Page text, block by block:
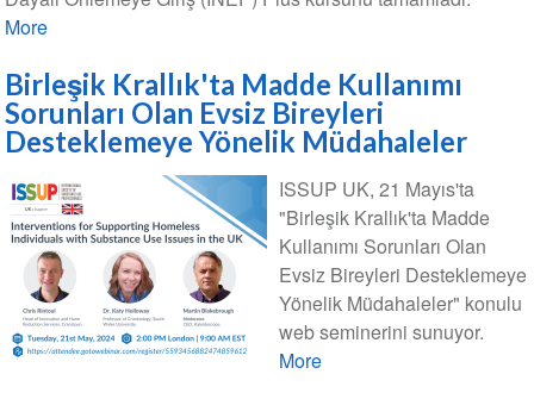
More
Birleşik Krallık'ta Madde Kullanımı
Sorunları Olan Evsiz Bireyleri
Desteklemeye Yönelik Müdahaleler
ISSUP UK, 21 Mayıs'ta
"Birleşik Krallık'ta Madde
Kullanımı Sorunları Olan
Evsiz Bireyleri Desteklemeye
Yönelik Müdahaleler" konulu
web seminerini sunuyor.
More